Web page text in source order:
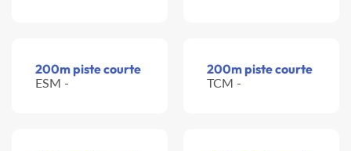
200m piste courte
ESM -
200m piste courte
TCM -